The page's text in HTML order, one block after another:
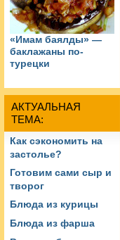
«Имам баялды» —
баклажаны по-
турецки
АКТУАЛЬНАЯ
ТЕМА:
Как сэкономить на
застолье?
Готовим сами сыр и
творог
Блюда из курицы
Блюда из фарша